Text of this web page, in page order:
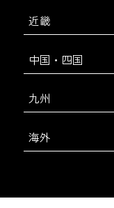
近畿
中国・四国
九州
海外